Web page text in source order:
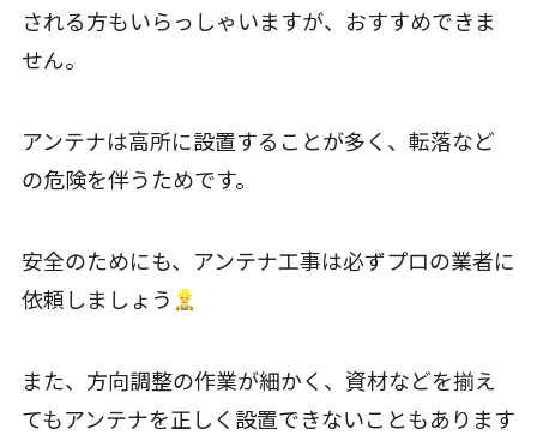
される方もいらっしゃいますが、おすすめできま
せん。
アンテナは高所に設置することが多く、転落など
の危険を伴うためです。
安全のためにも、アンテナ工事は必ずプロの業者に
依頼しましょう
また、方向調整の作業が細かく、資材などを揃え
てもアンテナを正しく設置できないこともあります